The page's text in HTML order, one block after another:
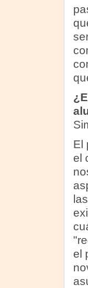
El
el
el